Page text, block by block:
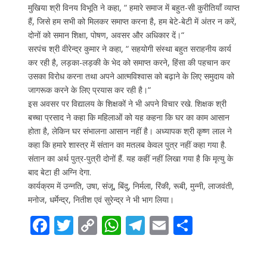
मुखिया श्री विनय विभूति ने कहा, “ हमारे समाज में बहुत-सी कुरीतियाँ व्याप्त
हैं, जिसे हम सभी को मिलकर समाप्त करना है, हम बेटे-बेटी में अंतर न करें,
दोनों को समान शिक्षा, पोषण, अवसर और अधिकार दें।“
सरपंच श्री वीरेन्द्र कुमार ने कहा, “ सहयोगी संस्था बहुत सराहनीय कार्य
कर रही है, लड़का-लड़की के भेद को समाप्त करने, हिंसा की पहचान कर
उसका विरोध करना तथा अपने आत्मविश्वास को बढ़ाने के लिए समुदाय को
जागरूक करने के लिए प्रयास कर रही है।“
इस अवसर पर विद्यालय के शिक्षकों ने भी अपने विचार रखे. शिक्षक श्री
बच्चा प्रसाद ने कहा कि महिलाओं को यह कहना कि घर का काम आसान
होता है, लेकिन घर संभालना आसान नहीं है। अध्यापक श्री कृष्ण लाल ने
कहा कि हमारे शास्त्र में संतान का मतलब केवल पुत्र नहीं कहा गया है.
संतान का अर्थ पुत्र-पुत्री दोनों हैं. यह कहीं नहीं लिखा गया है कि मृत्यु के
बाद बेटा ही अग्नि देगा.
कार्यक्रम में उन्नति, उषा, संजू, बिंदु, निर्मला, रिंकी, रूबी, मुन्नी, लाजवंती,
मनोज, धर्मेन्द्र, नितीश एवं सुरेन्द्र ने भी भाग लिया।
F T C W T E S